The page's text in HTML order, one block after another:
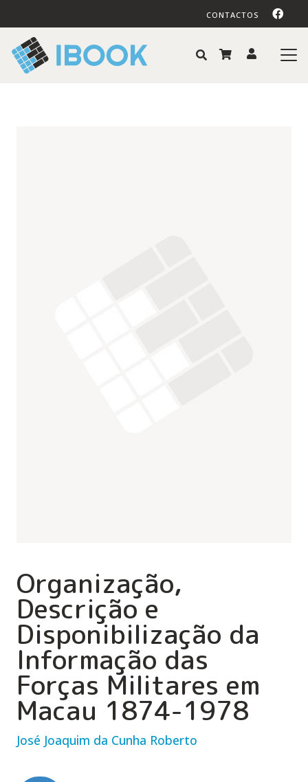
CONTACTOS
Organização,
Descrição e
Disponibilização da
Informação das
Forças Militares em
Macau 1874-1978
José Joaquim da Cunha Roberto